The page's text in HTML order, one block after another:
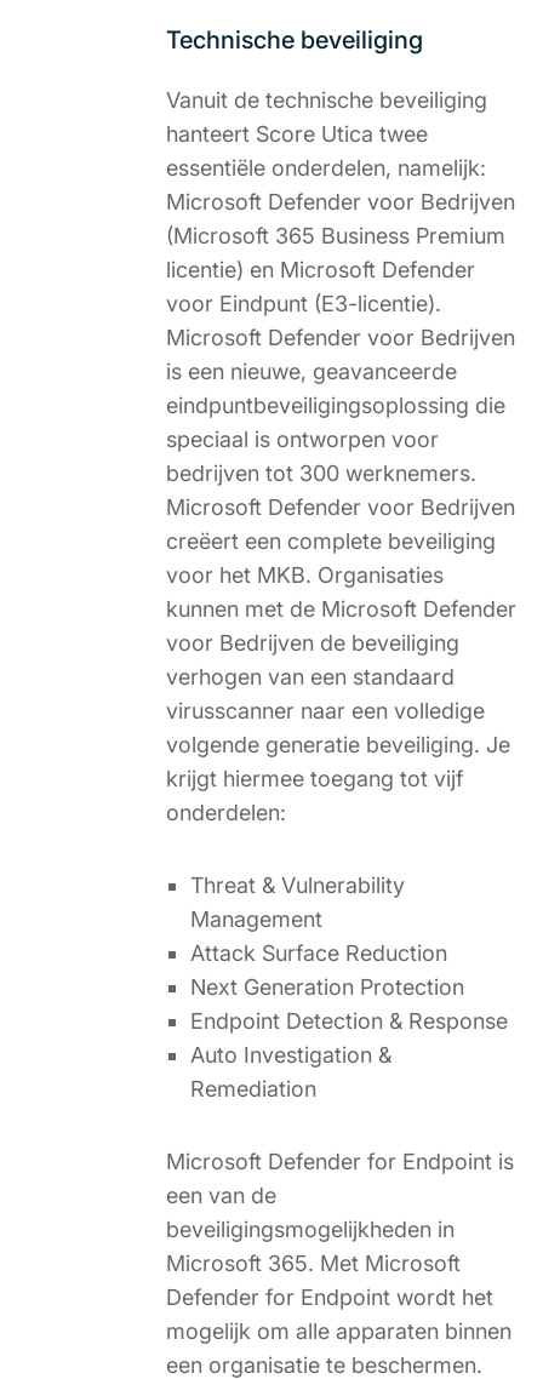
Technische beveiliging
Vanuit de technische beveiliging
hanteert Score Utica twee
essentiële onderdelen, namelijk:
Microsoft Defender voor Bedrijven
(Microsoft 365 Business Premium
licentie) en Microsoft Defender
voor Eindpunt (E3-licentie).
Microsoft Defender voor Bedrijven
is een nieuwe, geavanceerde
eindpuntbeveiligingsoplossing die
speciaal is ontworpen voor
bedrijven tot 300 werknemers.
Microsoft Defender voor Bedrijven
creëert een complete beveiliging
voor het MKB. Organisaties
kunnen met de Microsoft Defender
voor Bedrijven de beveiliging
verhogen van een standaard
virusscanner naar een volledige
volgende generatie beveiliging. Je
krijgt hiermee toegang tot vijf
onderdelen:
Threat & Vulnerability
Management
Attack Surface Reduction
Next Generation Protection
Endpoint Detection & Response
Auto Investigation &
Remediation
Microsoft Defender for Endpoint is
een van de
beveiligingsmogelijkheden in
Microsoft 365. Met Microsoft
Defender for Endpoint wordt het
mogelijk om alle apparaten binnen
een organisatie te beschermen.